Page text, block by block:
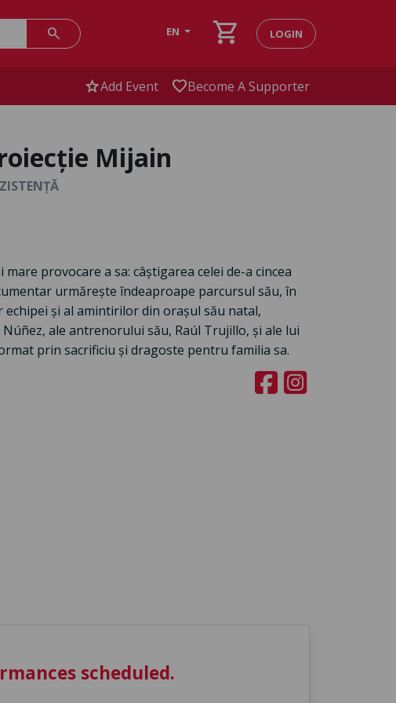
search EN shopping_cart LOGIN
starAdd Event favoriteBecome A Supporter
Mijain
provocare a sa: câștigarea celei de-a cincea
urmărește îndeaproape parcursul său, în
și al amintirilor din orașul său natal,
ale antrenorului său, Raúl Trujillo, și ale lui
prin sacrificiu și dragoste pentru familia sa.
scheduled.